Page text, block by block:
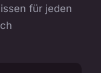
für jeden